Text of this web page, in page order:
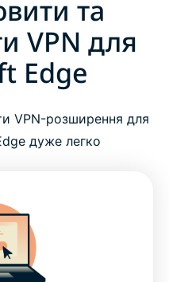
та
VPN для
Edge
VPN-розширення для
дуже легко